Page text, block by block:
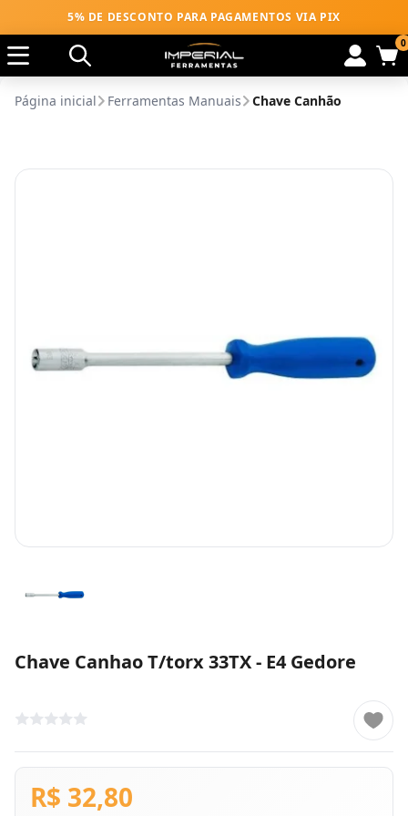
5% DE DESCONTO PARA PAGAMENTOS VIA PIX
0
Página inicial Ferramentas Manuais Chave Canhão
Chave Canhao T/torx 33TX - E4 Gedore
R$ 32,80